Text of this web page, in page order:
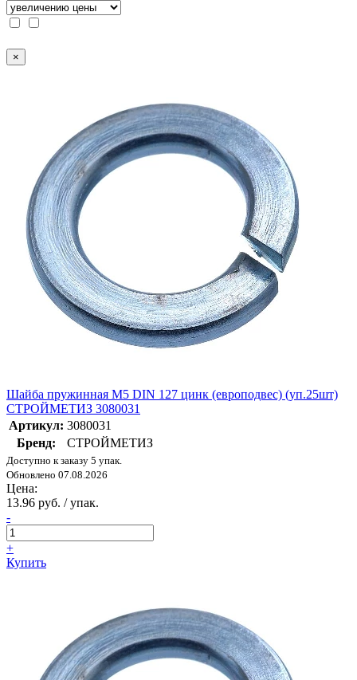
×
Шайба пружинная М5 DIN 127 цинк (европодвес) (уп.25шт)
СТРОЙМЕТИЗ 3080031
Артикул: 3080031
Бренд:
СТРОЙМЕТИЗ
Доступно к заказу 5 упак.
Обновлено 07.08.2026
Цена:
13.96 руб. / упак.
-
+
Купить